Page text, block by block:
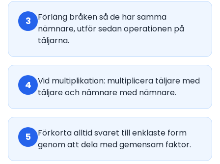
3
Förläng bråken så de har samma
nämnare, utför sedan operationen på
täljarna.
4
Vid multiplikation: multiplicera täljare med
täljare och nämnare med nämnare.
5
Förkorta alltid svaret till enklaste form
genom att dela med gemensam faktor.